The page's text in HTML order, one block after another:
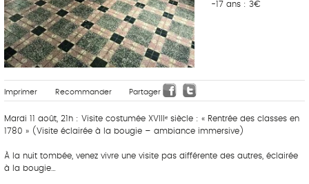
-17 ans : 3€
Imprimer Recommander Partager
Mardi 11 août, 21h : Visite costumée XVIIIᵉ siècle : « Rentrée des classes en
1780 » (Visite éclairée à la bougie – ambiance immersive)
À la nuit tombée, venez vivre une visite pas différente des autres, éclairée
à la bougie…